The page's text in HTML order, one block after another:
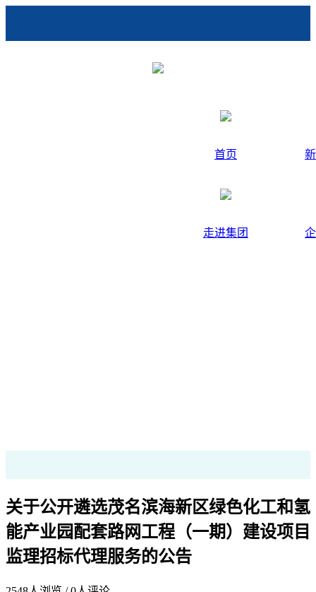
首页
走进集团
关于公开遴选茂名滨海新区绿色化工和氢
能产业园配套路网工程（一期）建设项目
监理招标代理服务的公告